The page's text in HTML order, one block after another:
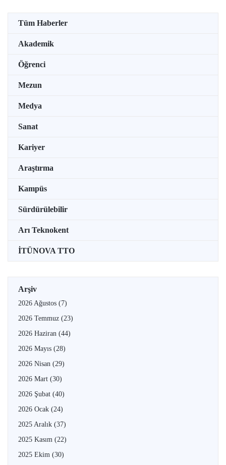
Tüm Haberler
Akademik
Öğrenci
Mezun
Medya
Sanat
Kariyer
Araştırma
Kampüs
Sürdürülebilir
Arı Teknokent
İTÜNOVA TTO
Arşiv
2026 Ağustos (7)
2026 Temmuz (23)
2026 Haziran (44)
2026 Mayıs (28)
2026 Nisan (29)
2026 Mart (30)
2026 Şubat (40)
2026 Ocak (24)
2025 Aralık (37)
2025 Kasım (22)
2025 Ekim (30)